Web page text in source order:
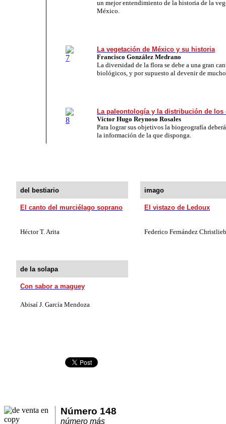
un mejor entendimiento de la historia de la
México.
La vegetación de México y su historia
Francisco González Medrano
La diversidad de la flora se debe a una gran
biológicos, y por supuesto al devenir de
La paleontología y la distribución de los
Víctor Hugo Reynoso Rosales
Para lograr sus objetivos la biogeografía
la información de la que disponga.
del bestiario imago
El canto del murciélago soprano El vistazo de Ledoux
Héctor T. Arita Federico Fernández Christlieb
de la solapa
Con sabor a maguey
Abisaí J. García Mendoza
Número 148
número más